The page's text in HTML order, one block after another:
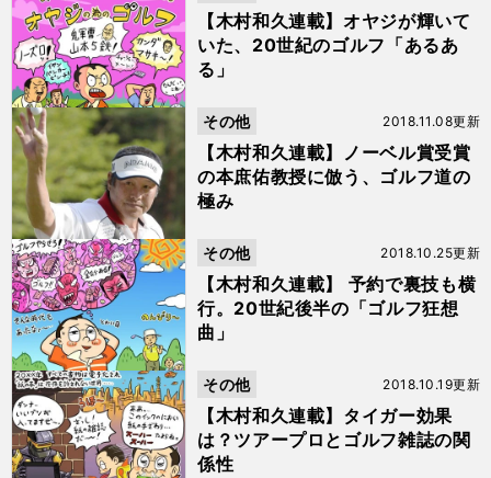
【木村和久連載】オヤジが輝いて
いた、20世紀のゴルフ「あるあ
る」
【木村和久連載】ノーベル賞受賞
の本庶佑教授に倣う、ゴルフ道の
極み
2018.11.08更新
その他
【木村和久連載】 予約で裏技も横
行。20世紀後半の「ゴルフ狂想
曲」
2018.10.25更新
その他
【木村和久連載】タイガー効果
は？ツアープロとゴルフ雑誌の関
係性
2018.10.19更新
その他